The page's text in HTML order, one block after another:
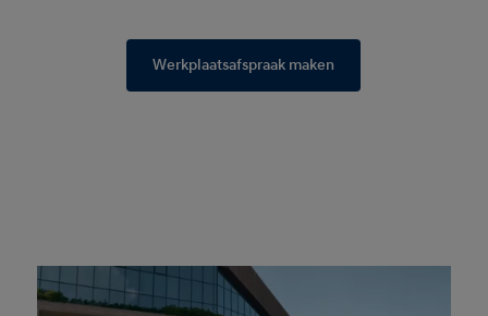
Werkplaatsafspraak maken